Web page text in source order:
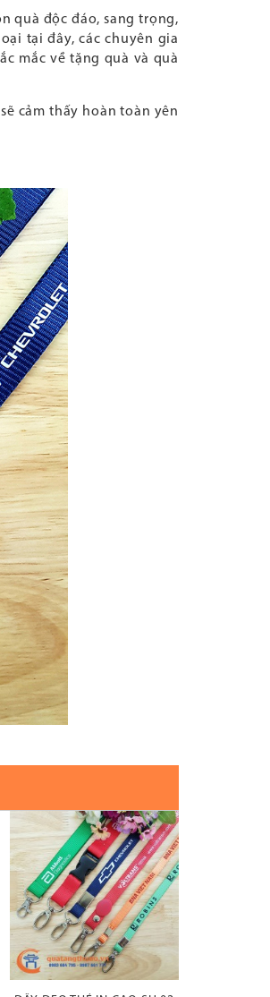
quà độc đáo, sang trọng,
tại đây, các chuyên gia
mắc về tặng quà và quà
cảm thấy hoàn toàn yên